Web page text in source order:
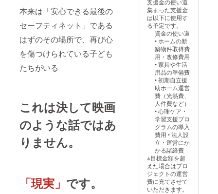
本来は「安心できる最後の
セーフティネット」である
はずのその場所で、再び心
を傷つけられている子ども
たちがいる
これは決して映画
のような話ではあ
りません。
「現実 」 です。
支援金の使い道
集まった支援金
は以下に使用す
る予定です。
資金の使い道
• ホームの新
築物件取得費
用・改修費用
• 家具や生活
用品の準備費
• 初期自立援
助ホーム運営
費（光熱費、
人件費など）
• 心理ケア・
学習支援プロ
グラムの導入
費用 • 法人設
立・運営にか
かる諸経費
※目標金額を超
えた場合はプロ
ジェクトの運営
費に充てさせて
いただきます。